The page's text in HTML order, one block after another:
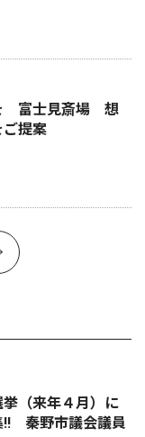
富士見斎場 想
ご提案
（来年４月）に
‼ 秦野市議会議員